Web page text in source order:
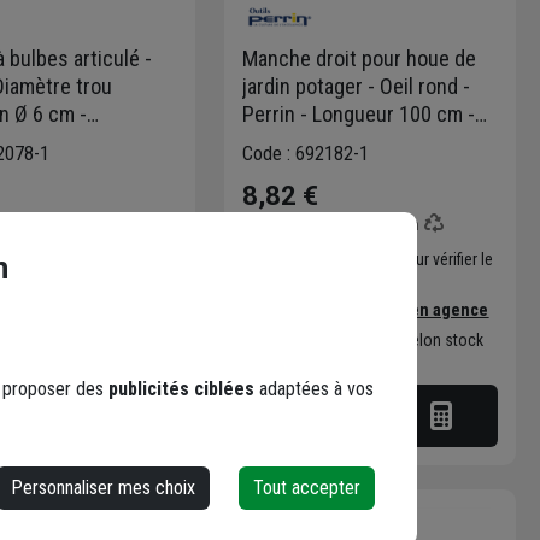
bulbes articulé -
trou
Ø 6 cm -
utile 11 cm
1
Manche droit pour houe de
jardin potager - Oeil rond -
Perrin - Longueur 100 cm -
Bois dur
Code : 692182-1
8,82 €
éco-contribution
Choisir une agence pour vérifier le
Trouver du stock en agence
Livraison disponible selon stock
des publicités ciblées adaptées à vos
Personnaliser mes choix Tout accepter